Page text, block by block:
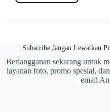
ILX-
Frame
Untuk
Drone
Subscribe Jangan Lewatkan
Berlangganan sekarang untuk
layanan foto, promo spesial,
email